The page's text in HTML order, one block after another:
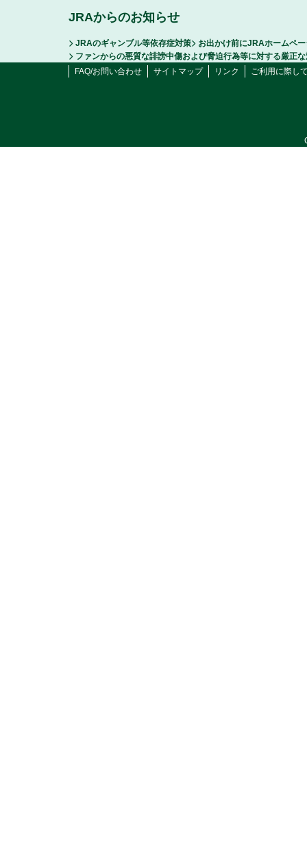
JRAからのお知らせ
JRAのギャンブル等依存症対策
お出かけ前にJRAホームペ
ファンからの悪質な誹謗中傷および脅迫行為等に対する厳正
FAQ/お問い合わせ
サイトマップ リンク ご利用に際し